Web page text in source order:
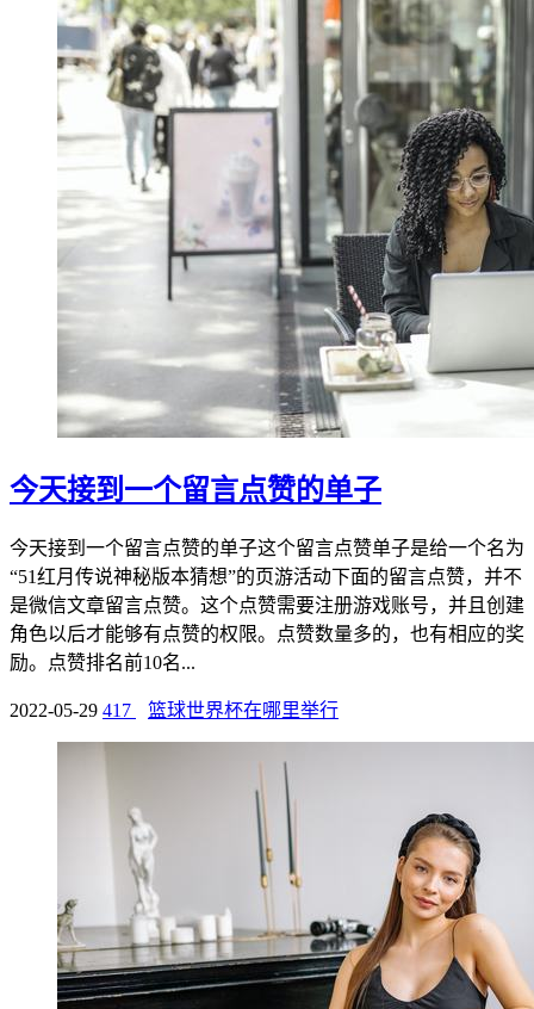
今天接到一个留言点赞的单子
今天接到一个留言点赞的单子这个留言点赞单子是给一个名为
“51红月传说神秘版本猜想”的页游活动下面的留言点赞，并不
是微信文章留言点赞。这个点赞需要注册游戏账号，并且创建
角色以后才能够有点赞的权限。点赞数量多的，也有相应的奖
励。点赞排名前10名...
2022-05-29 417 篮球世界杯在哪里举行